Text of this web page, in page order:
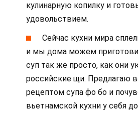
кулинарную копилку и
удовольствием.
Сейчас кухни мира
и мы дома можем
суп так же просто, как они
российские щи. Предлагаю
рецептом супа фо бо и
вьетнамской кухни у себя